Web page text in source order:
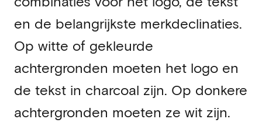
en de belangrijkste merkdeclinaties.
Op witte of gekleurde
achtergronden moeten het logo en
de tekst in charcoal zijn. Op donkere
achtergronden moeten ze wit zijn.